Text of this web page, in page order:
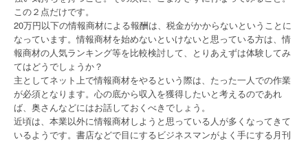
この２点だけです。
20万円以下の情報商材による報酬は、税金がかからないということに
なっています。情報商材を始めないといけないと思っている方は、情
報商材の人気ランキング等を比較検討して、とりあえずは体験してみ
てはどうでしょうか？
主としてネット上で情報商材をやるという際は、たった一人での作業
が必須となります。心の底から収入を獲得したいと考えるのであれ
ば、奥さんなどにはお話しておくべきでしょう。
近頃は、本業以外に情報商材しようと思っている人が多くなってきて
いるようです。書店などで目にするビジネスマンがよく手にする月刊